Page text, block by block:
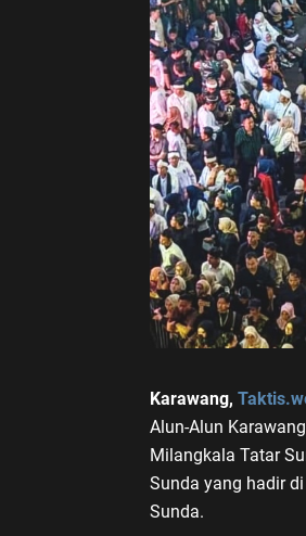
Karawang,
Alun-Alun
Milangkala Tatar
Sunda yang hadir
Sunda.